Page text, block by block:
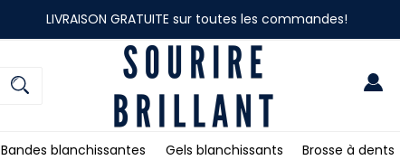
LIVRAISON GRATUITE sur toutes les commandes!
Bandes blanchissantes Gels blanchissants Brosse à dents